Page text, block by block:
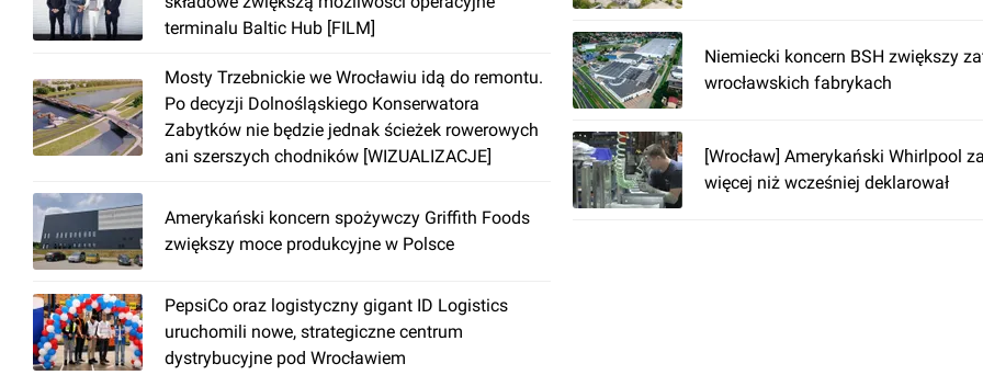
terminalu Baltic Hub [FILM]
Mosty Trzebnickie we Wrocławiu idą do remontu.
Po decyzji Dolnośląskiego Konserwatora
Zabytków nie będzie jednak ścieżek rowerowych
ani szerszych chodników [WIZUALIZACJE]
Amerykański koncern spożywczy Griffith Foods
zwiększy moce produkcyjne w Polsce
PepsiCo oraz logistyczny gigant ID Logistics
uruchomili nowe, strategiczne centrum
dystrybucyjne pod Wrocławiem
Niemiecki koncern BSH zwiększy
wrocławskich fabrykach
[Wrocław] Amerykański Whirlpool
więcej niż wcześniej deklarował